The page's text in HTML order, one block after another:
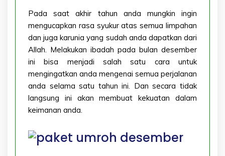
Pada saat akhir tahun anda mungkin ingin
mengucapkan rasa syukur atas semua limpahan
dan juga karunia yang sudah anda dapatkan dari
Allah. Melakukan ibadah pada bulan desember
ini bisa menjadi salah satu cara untuk
mengingatkan anda mengenai semua perjalanan
anda selama satu tahun ini. Dan secara tidak
langsung ini akan membuat kekuatan dalam
keimanan anda.